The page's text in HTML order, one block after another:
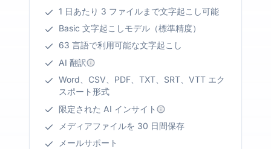
1 日あたり 3 ファイルまで文字起こし可能
Basic 文字起こしモデル（標準精度）
63 言語で利用可能な文字起こし
AI 翻訳
Word、CSV、PDF、TXT、SRT、VTT エク
スポート形式
限定された AI インサイト
メディアファイルを 30 日間保存
メールサポート